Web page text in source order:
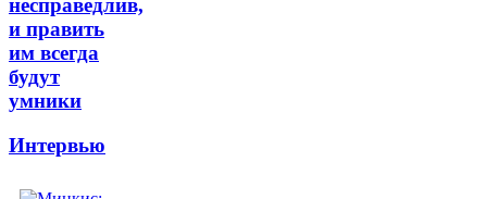
несправедлив,
и править
им всегда
будут
умники
Интервью